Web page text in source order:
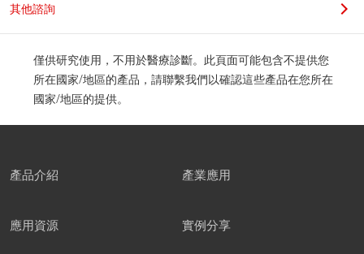
其他諮詢
僅供研究使用，不用於醫療診斷。此頁面可能包含不提供您
所在國家/地區的產品，請聯繫我們以確認這些產品在您所在
國家/地區的提供。
產品介紹 產業應用
應用資源 實例分享